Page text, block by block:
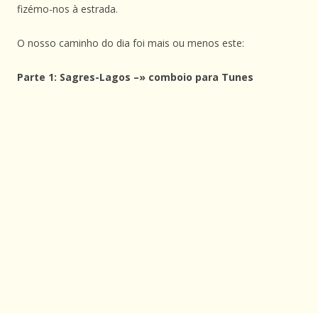
fizémo-nos à estrada.
O nosso caminho do dia foi mais ou menos este:
Parte 1: Sagres-Lagos –» comboio para Tunes